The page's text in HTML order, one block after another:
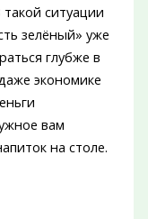
ситуации
зелёный» уже
глубже в
экономике
вам
на столе.